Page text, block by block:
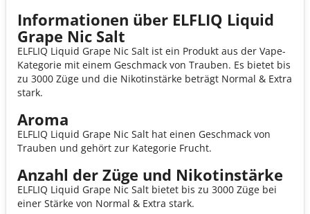
Informationen über ELFLIQ Liquid
Grape Nic Salt
ELFLIQ Liquid Grape Nic Salt ist ein Produkt aus der Vape-
Kategorie mit einem Geschmack von Trauben. Es bietet bis
zu 3000 Züge und die Nikotinstärke beträgt Normal & Extra
stark.
Aroma
ELFLIQ Liquid Grape Nic Salt hat einen Geschmack von
Trauben und gehört zur Kategorie Frucht.
Anzahl der Züge und Nikotinstärke
ELFLIQ Liquid Grape Nic Salt bietet bis zu 3000 Züge bei
einer Stärke von Normal & Extra stark.